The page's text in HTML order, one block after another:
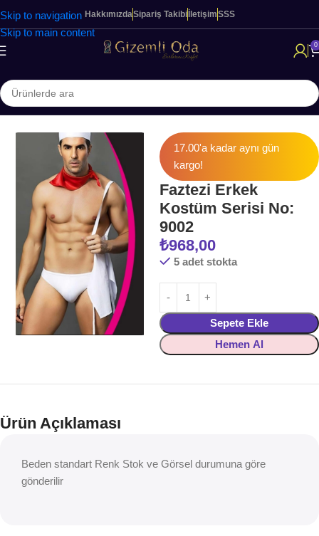
Skip to navigation
Skip to main content
HakkımızdaSipariş Takibi İletişimSSS
0
Ana Sayfa FANTEZİ & İÇ GİYİM
17.00'a kadar aynı gün
kargo!
Faztezi Erkek
Kostüm Serisi No:
9002
₺968,00
5 adet stokta
Sepete Ekle
Hemen Al
Ürün Açıklaması
Beden standart Renk Stok ve Görsel durumuna göre
gönderilir